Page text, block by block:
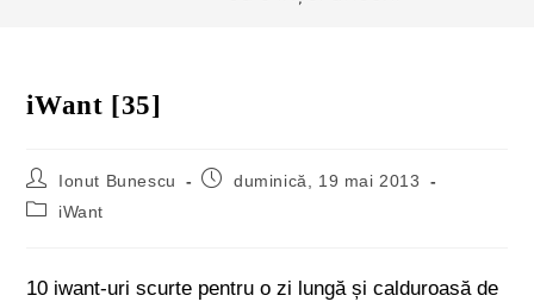
iWant [35]
Ionut Bunescu
duminică, 19 mai 2013
iWant
10 iwant-uri scurte pentru o zi lungă și calduroasă de